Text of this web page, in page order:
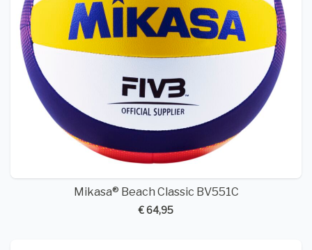
Mikasa® Beach Classic BV551C
€ 64,95